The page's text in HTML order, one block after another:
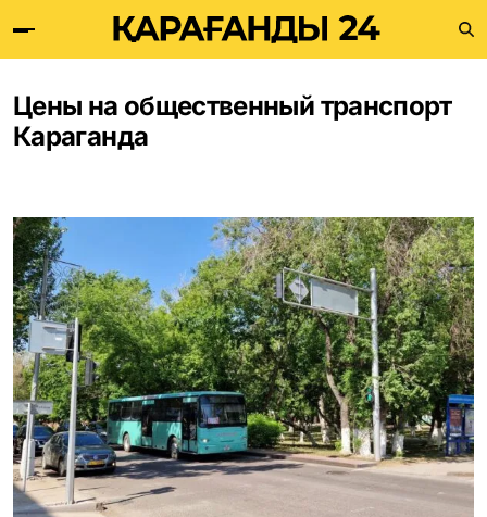
Цены на общественный транспорт
Караганда